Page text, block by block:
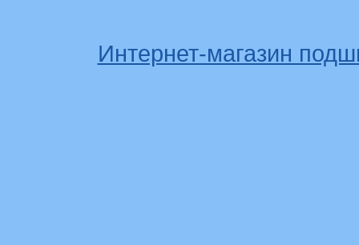
Интернет-магазин